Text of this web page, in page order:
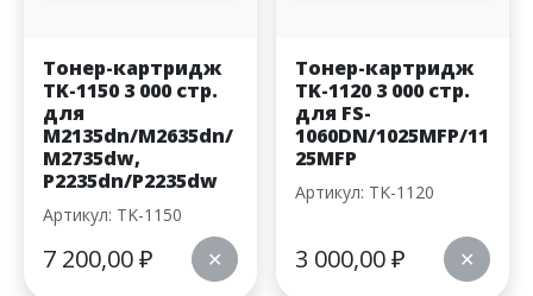
Тонер-картридж
TK-1150 3 000 стр.
для
M2135dn/M2635dn/
M2735dw,
P2235dn/P2235dw
Артикул: TK-1150
7 200,00₽ ✕
Тонер-картридж
TK-1120 3 000 стр.
для FS-
1060DN/1025MFP/11
25MFP
Артикул: TK-1120
3 000,00₽ ✕